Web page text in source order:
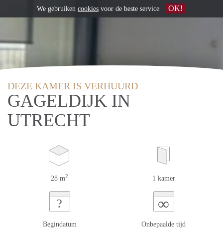
DEZE KAMER IS VERHUURD
GAGELDIJK IN
UTRECHT
28 m2 1 kamer
?
Begindatum
∞
Onbepaalde tijd
We gebruiken cookies voor de beste service OK!